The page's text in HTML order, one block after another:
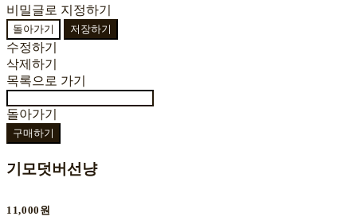
비밀글로 지정하기
돌아가기 저장하기
수정하기
삭제하기
목록으로 가기
돌아가기
구매하기
기모덧버선냥
11,000원